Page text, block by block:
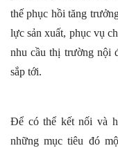
thế phục hồi tăng
lực sản xuất, phục vụ
nhu cầu thị trường nội
sắp tới.
Để có thể kết nối và
những mục tiêu đó